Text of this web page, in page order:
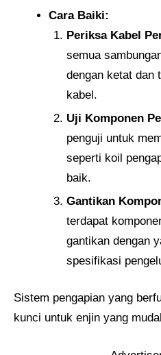
Cara Baiki:
Periksa Kabel
semua
dengan ketat dan
kabel.
Uji Komponen
penguji untuk
seperti koil
baik.
Gantikan
terdapat
gantikan dengan
spesifikasi
Sistem pengapian yang
kunci untuk enjin yang